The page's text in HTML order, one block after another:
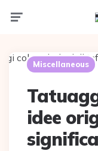
Miscellaneous
idee